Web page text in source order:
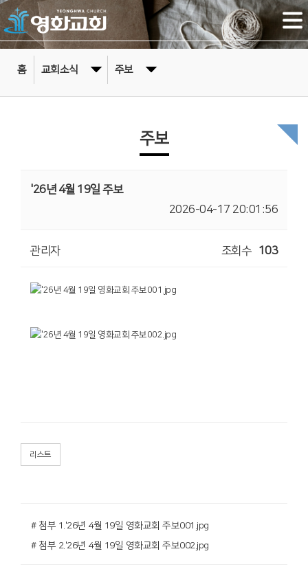
홈 교회소식 주보
주보
'26년 4월 19일 주보
2026-04-17 20:01:56
관리자 조회수 103
리스트
# 첨부 1.'26년 4월 19일 영화교회 주보001.jpg
# 첨부 2.'26년 4월 19일 영화교회 주보002.jpg